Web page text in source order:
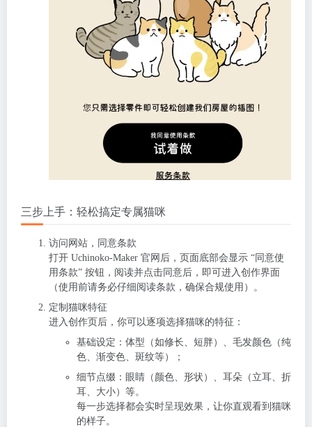
三步上手：轻松搞定专属猫咪
访问网站，同意条款
打开 Uchinoko-Maker 官网后，页面底部会显示 “同意使
用条款” 按钮，阅读并点击同意后，即可进入创作界面
（使用前请务必仔细阅读条款，确保合规使用）。
定制猫咪特征
进入创作页后，你可以逐项选择猫咪的特征：
基础设定：体型（如修长、短胖）、毛发颜色（纯
色、渐变色、斑纹等）；
细节点缀：眼睛（颜色、形状）、耳朵（立耳、折
耳、大小）等。
每一步选择都会实时呈现效果，让你直观看到猫咪
的样子。